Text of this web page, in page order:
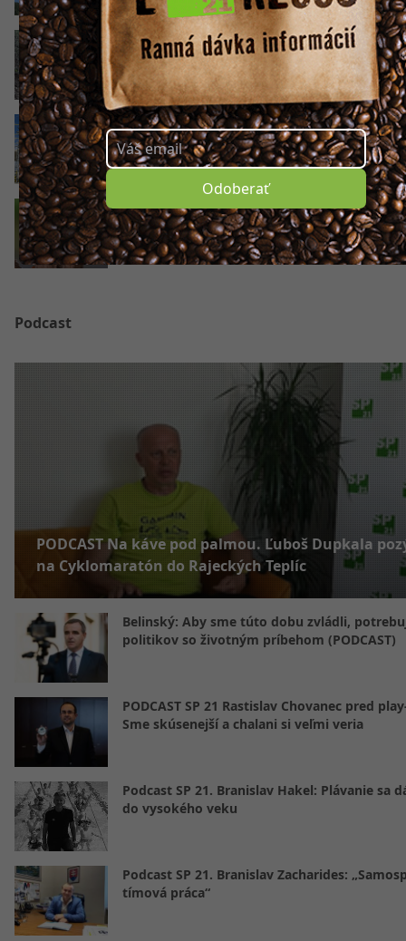
Odoberať
VIDEO Fotopasca zachytila mohutnú
najkrajšie však prišlo o chvíľu neskôr
VIDEO Májovú ulicu začali dvíhať nad
VIDEO V lesoch Veľkej Fatry sa práve
výnimočné divadlo. Málokto ho má šancu
Podcast
PODCAST Na káve pod palmou. Ľuboš Dupkala
na Cyklomaratón do Rajeckých Teplíc
Belinský: Aby sme túto dobu zvládli,
politikov so životným príbehom (PODCAST)
PODCAST SP 21 Rastislav Chovanec pred
Sme skúsenejší a chalani si veľmi veria
Podcast SP 21. Branislav Hakel: Plávanie sa
do vysokého veku
Podcast SP 21. Branislav Zacharides:
tímová práca“